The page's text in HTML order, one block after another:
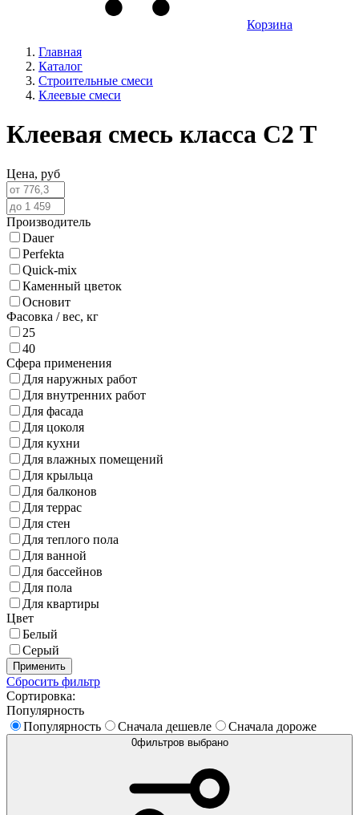
Корзина
Главная
Каталог
Строительные смеси
Клеевые смеси
Клеевая смесь класса C2 T
Цена, руб
Производитель
Dauer
Perfekta
Quick-mix
Каменный цветок
Основит
Фасовка / вес, кг
25
40
Сфера применения
Для наружных работ
Для внутренних работ
Для фасада
Для цоколя
Для кухни
Для влажных помещений
Для крыльца
Для балконов
Для террас
Для стен
Для теплого пола
Для ванной
Для бассейнов
Для пола
Для квартиры
Цвет
Белый
Серый
Применить
Сбросить фильтр
Сортировка:
Популярность
Популярность
Сначала дешевле Сначала дороже
0фильтров выбрано